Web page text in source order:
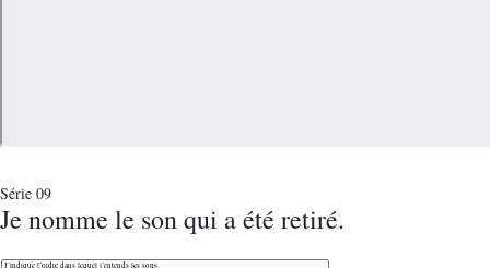
Série 09
Je nomme le son qui a été retiré.